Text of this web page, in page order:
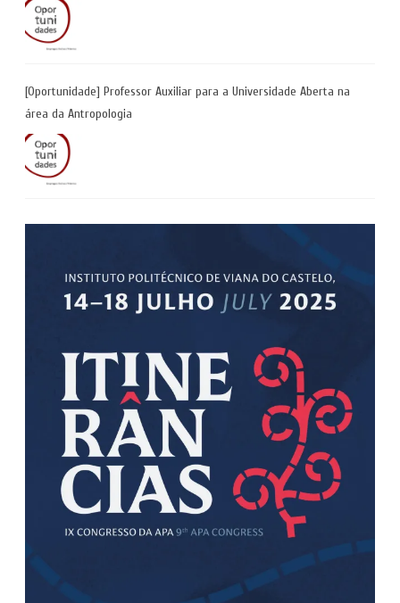
[Oportunidade] Professor Auxiliar para a Universidade Aberta na
área da Antropologia